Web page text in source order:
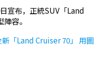
宣布，正統SUV「Land
容。
「Land Cruiser 70」 用圖